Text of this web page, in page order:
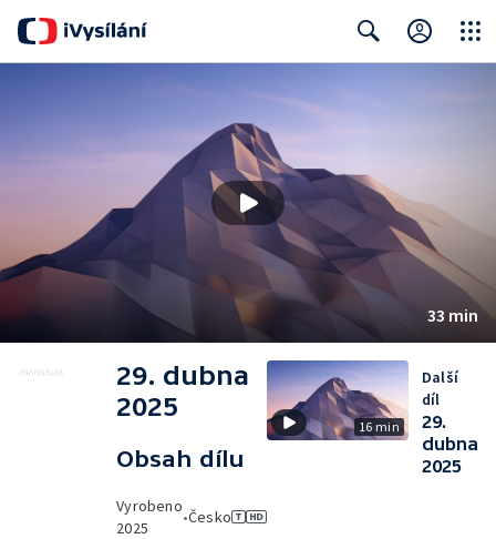
33 min
29. dubna
2025
Obsah dílu
Vyrobeno
2025
•Česko
16 min
Další
díl
29.
dubna
2025